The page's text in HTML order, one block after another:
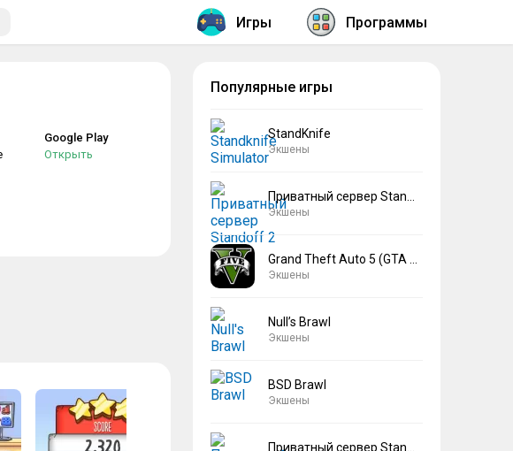
Игры Программы
Google Play
Открыть
Популярные игры
StandKnife
Экшены
Экшены
Экшены
Null’s Brawl
Экшены
BSD Brawl
Экшены